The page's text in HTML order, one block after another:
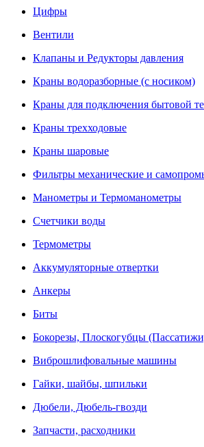
Цифры
Вентили
Клапаны и Редукторы давления
Краны водоразборные (с носиком)
Краны для подключения бытовой
Краны трехходовые
Краны шаровые
Фильтры механические и
Манометры и Термоманометры
Счетчики воды
Термометры
Аккумуляторные отвертки
Анкеры
Биты
Бокорезы, Плоскогубцы
Виброшлифовальные машины
Гайки, шайбы, шпильки
Дюбели, Дюбель-гвозди
Запчасти, расходники